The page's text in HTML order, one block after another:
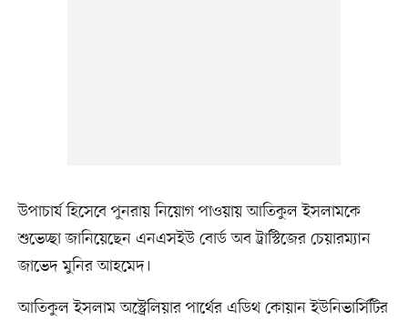
উপাচার্য হিসেবে পুনরায় নিয়োগ পাওয়ায় আতিকুল ইসলামকে
শুভেচ্ছা জানিয়েছেন এনএসইউ বোর্ড অব ট্রাস্টিজের চেয়ারম্যান
জাভেদ মুনির আহমেদ।
আতিকুল ইসলাম অস্ট্রেলিয়ার পার্থের এডিথ কোয়ান ইউনিভার্সিটির